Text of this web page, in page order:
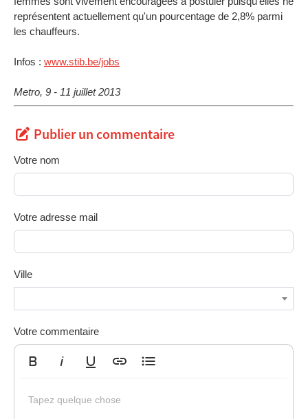
représentent actuellement qu'un pourcentage de 2,8% parmi
les chauffeurs.
Infos : www.stib.be/jobs
Metro, 9 - 11 juillet 2013
Publier un commentaire
Votre nom
Votre adresse mail
Ville
Votre commentaire
Tapez quelque chose